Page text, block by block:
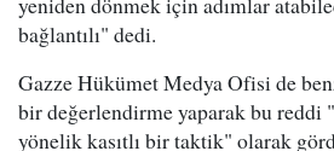
bağlantılı" dedi.
Gazze Hükümet Medya Ofisi de
bir değerlendirme yaparak bu reddi
yönelik kasıtlı bir taktik" olarak